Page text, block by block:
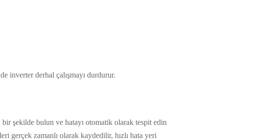
inverter derhal çalışmayı durdurur.
şekilde bulun ve hatayı otomatik olarak tespit edin
gerçek zamanlı olarak kaydedilir, hızlı hata yeri